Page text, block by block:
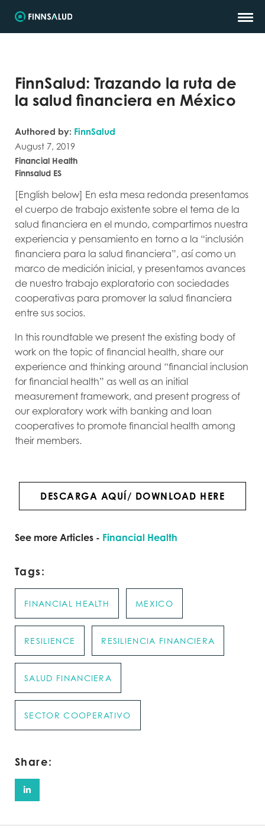
FinnSalud: Trazando la ruta de
la salud financiera en México
Authored by: FinnSalud
August 7, 2019
Financial Health
Finnsalud ES
[English below] En esta mesa redonda presentamos
el cuerpo de trabajo existente sobre el tema de la
salud financiera en el mundo, compartimos nuestra
experiencia y pensamiento en torno a la “inclusión
financiera para la salud financiera”, así como un
marco de medición inicial, y presentamos avances
de nuestro trabajo exploratorio con sociedades
cooperativas para promover la salud financiera
entre sus socios.
In this roundtable we present the existing body of
work on the topic of financial health, share our
experience and thinking around “financial inclusion
for financial health” as well as an initial
measurement framework, and present progress of
our exploratory work with banking and loan
cooperatives to promote financial health among
their members.
DESCARGA AQUÍ/ DOWNLOAD HERE
See more Articles - Financial Health
Tags:
FINANCIAL HEALTH MEXICO
RESILIENCE RESILIENCIA FINANCIERA
SALUD FINANCIERA
SECTOR COOPERATIVO
Share: